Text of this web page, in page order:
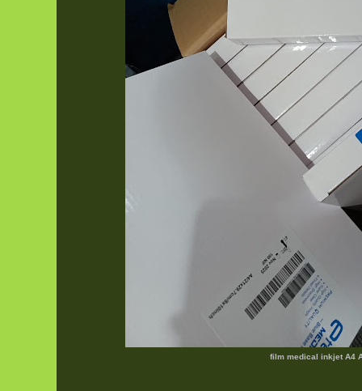
film medical inkjet A4